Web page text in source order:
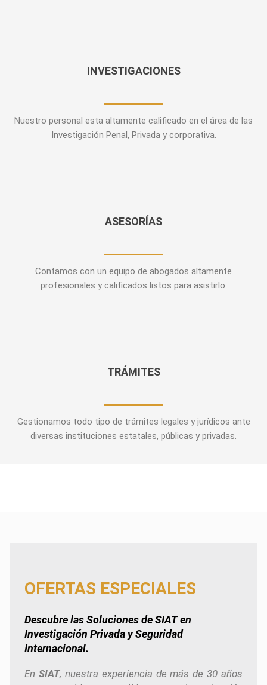
INVESTIGACIONES
Nuestro personal esta altamente calificado en el área de las
Investigación Penal, Privada y corporativa.
ASESORÍAS
Contamos con un equipo de abogados altamente
profesionales y calificados listos para asistirlo.
TRÁMITES
Gestionamos todo tipo de trámites legales y jurídicos ante
diversas instituciones estatales, públicas y privadas.
OFERTAS ESPECIALES
Descubre las Soluciones deSIATen
Investigación Privada y Seguridad
Internacional.
En SIAT, nuestra experiencia de más de 30 años